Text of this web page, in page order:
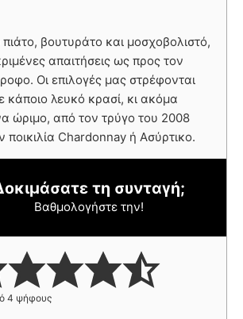
βουτυράτο και μοσχοβολιστό,
απαιτήσεις ως προς τον
Οι επιλογές μας στρέφονται
κάποιο λευκό κρασί, κι ακόμα
ώριμο, από τον τρύγο του 2008
Chardonnay ή Ασύρτικο.
τη συνταγή;
Βαθμολογήστε την!
4 ψήφους